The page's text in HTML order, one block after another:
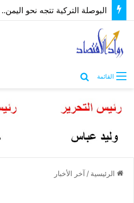
القائمة
الرئيسية / آخر الأخبار